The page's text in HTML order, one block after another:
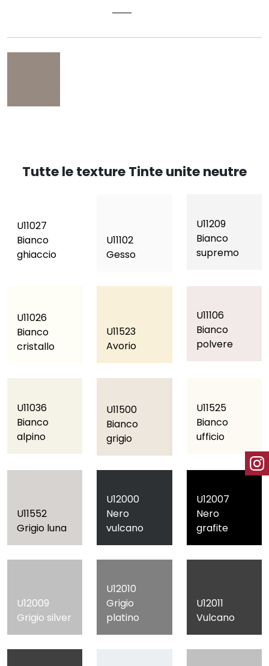
Tutte le texture Tinte unite neutre
U11027
Bianco
ghiaccio
U11102
Gesso
U11209
Bianco
supremo
U11026
Bianco
cristallo
U11523
Avorio
U11106
Bianco
polvere
U11036
Bianco
alpino
U11500
Bianco
grigio
U11525
Bianco
ufficio
U11552
Grigio luna
U12000
Nero
vulcano
U12007
Nero
grafite
U12009
Grigio silver
U12010
Grigio
platino
U12011
Vulcano